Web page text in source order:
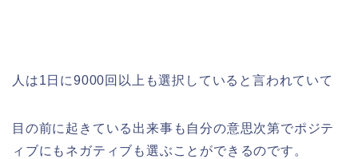
人は1日に9000回以上も選択していると言われていて
目の前に起きている出来事も自分の意思次第でポジテ
ィブにもネガティブも選ぶことができるのです。